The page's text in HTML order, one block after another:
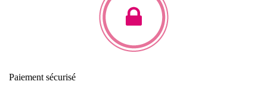
Paiement sécurisé